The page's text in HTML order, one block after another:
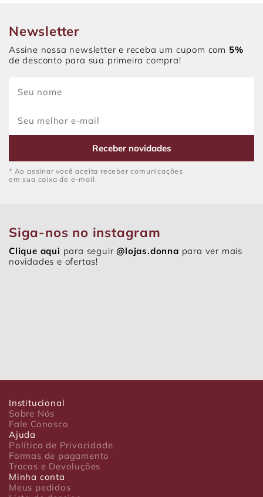
Newsletter
Assine nossa newsletter e receba um cupom com 5%
de desconto para sua primeira compra!
Receber novidades
* Ao assinar você aceita receber comunicações
em sua caixa de e-mail.
Siga-nos no instagram
Clique aqui para seguir@lojas.donna para ver mais
novidades e ofertas!
Institucional
Sobre Nós
Fale Conosco
Ajuda
Política de Privacidade
Formas de pagamento
Trocas e Devoluções
Minha conta
Meus pedidos